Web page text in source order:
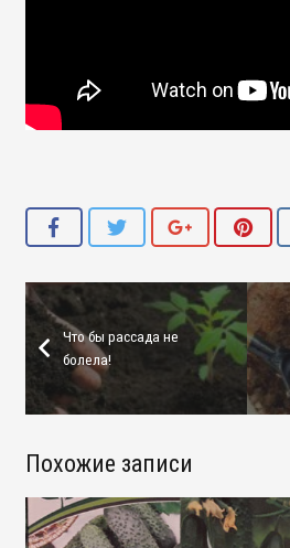
Что бы рассада не
болела!
Похожие записи